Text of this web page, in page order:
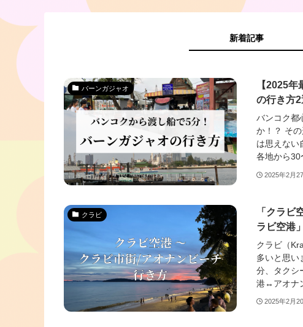
新着記事
バーンガジャオ
【2025
の行き方2
バンコク都
か！？ そ
は思えない
各地から30
2025年2月
クラビ
「クラビ
ラビ空港
クラビ（
多いと思い
分、タクシ
港↔︎アオナ
2025年2月